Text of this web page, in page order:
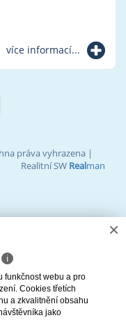
více informací...
práva vyhrazena |
Realitní SW Realman
×
ℹ
funkčnost webu a pro
Cookies třetích
a zkvalitnění obsahu
jako